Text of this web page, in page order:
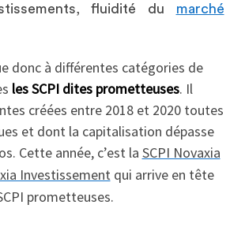
fluidité du marché
donc à différentes catégories de
les SCPI dites prometteuses. Il
créées entre 2018 et 2020 toutes
et dont la capitalisation dépasse
Cette année, c’est la SCPI Novaxia
Investissementqui arrive en tête
prometteuses.